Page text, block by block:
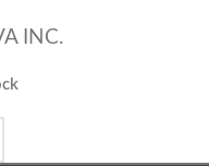
INC.